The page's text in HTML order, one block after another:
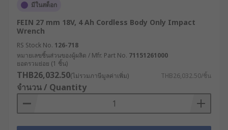
มีในสต็อก
FEIN 27 mm 18V, 4 Ah Cordless Body Only Impact
Wrench
RS Stock No. 126-718
หมายเลขชิ้นส่วนของผู้ผลิต / Mfr. Part No. 71151261000
ยอดรวมย่อย (1 ชิ้น)
THB26,032.50(ไม่รวมภาษีมูลค่าเพิ่ม) THB26,032.50/ชิ้น
จำนวน / Quantity